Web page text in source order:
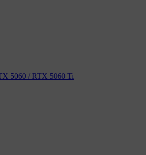
5060 / RTX 5060 Ti